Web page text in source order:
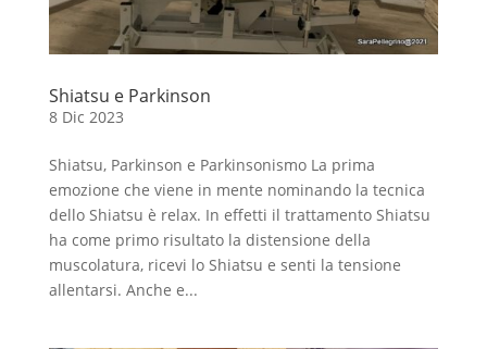
Shiatsu e Parkinson
8 Dic 2023
Shiatsu, Parkinson e Parkinsonismo La prima
emozione che viene in mente nominando la tecnica
dello Shiatsu è relax. In effetti il trattamento Shiatsu
ha come primo risultato la distensione della
muscolatura, ricevi lo Shiatsu e senti la tensione
allentarsi. Anche e...